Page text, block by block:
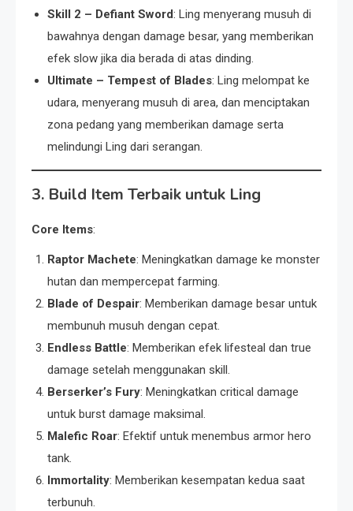
Skill 2 – Defiant Sword: Ling menyerang musuh di
bawahnya dengan damage besar, yang memberikan
efek slow jika dia berada di atas dinding.
Ultimate – Tempest of Blades: Ling melompat ke
udara, menyerang musuh di area, dan menciptakan
zona pedang yang memberikan damage serta
melindungi Ling dari serangan.
3. Build Item Terbaik untuk Ling
Core Items:
Raptor Machete: Meningkatkan damage ke monster
hutan dan mempercepat farming.
Blade of Despair: Memberikan damage besar untuk
membunuh musuh dengan cepat.
Endless Battle: Memberikan efek lifesteal dan true
damage setelah menggunakan skill.
Berserker’s Fury: Meningkatkan critical damage
untuk burst damage maksimal.
Malefic Roar: Efektif untuk menembus armor hero
tank.
Immortality: Memberikan kesempatan kedua saat
terbunuh.